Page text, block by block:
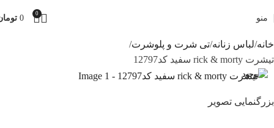
منو 0
0
خانه لباس زنانه تی شرت و پلوشرت
تیشرت rick & morty سفید کد12797
ناموجود
بزرگنمایی تصویر